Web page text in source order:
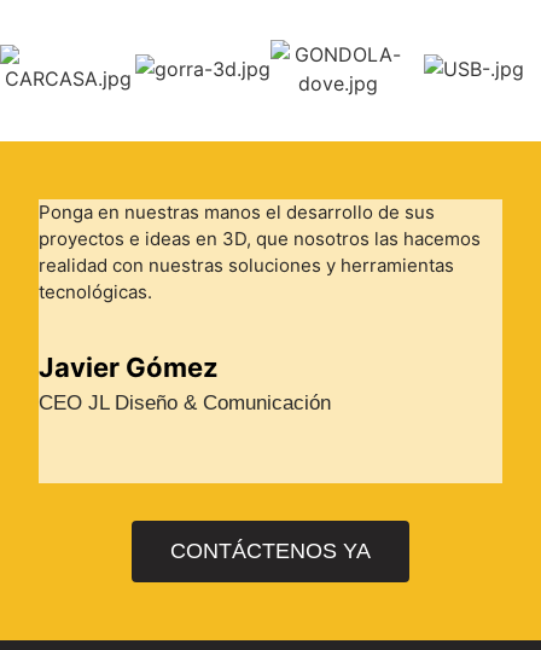
Ponga en nuestras manos el desarrollo de sus
proyectos e ideas en 3D, que nosotros las hacemos
realidad con nuestras soluciones y herramientas
tecnológicas.
Javier Gómez
CEO JL Diseño & Comunicación
CONTÁCTENOS YA